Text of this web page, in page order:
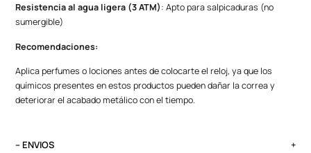
Resistencia al agua ligera (3 ATM): Apto para salpicaduras (no
sumergible)
Recomendaciones:
Aplica perfumes o lociones antes de colocarte el reloj, ya que los
químicos presentes en estos productos pueden dañar la correa y
deteriorar el acabado metálico con el tiempo.
– ENVIOS